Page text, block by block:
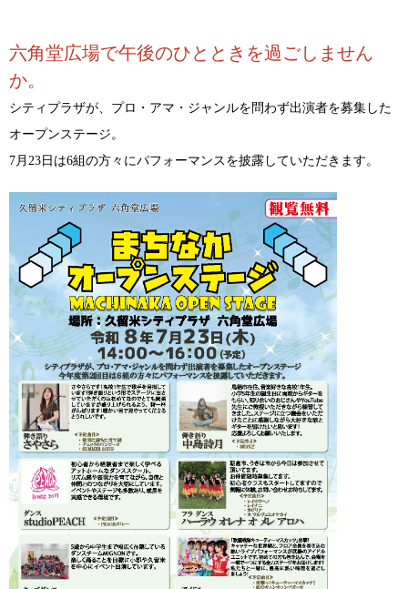
六角堂広場で午後のひとときを過ごしません
か。
シティプラザが、プロ・アマ・ジャンルを問わず出演者を募集した
オープンステージ。
7月23日は6組の方々にパフォーマンスを披露していただきます。